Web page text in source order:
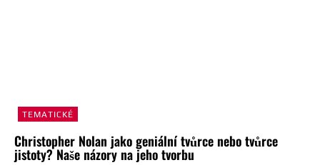
TEMATICKÉ
Christopher Nolan jako geniální tvůrce nebo tvůrce
jistoty? Naše názory na jeho tvorbu